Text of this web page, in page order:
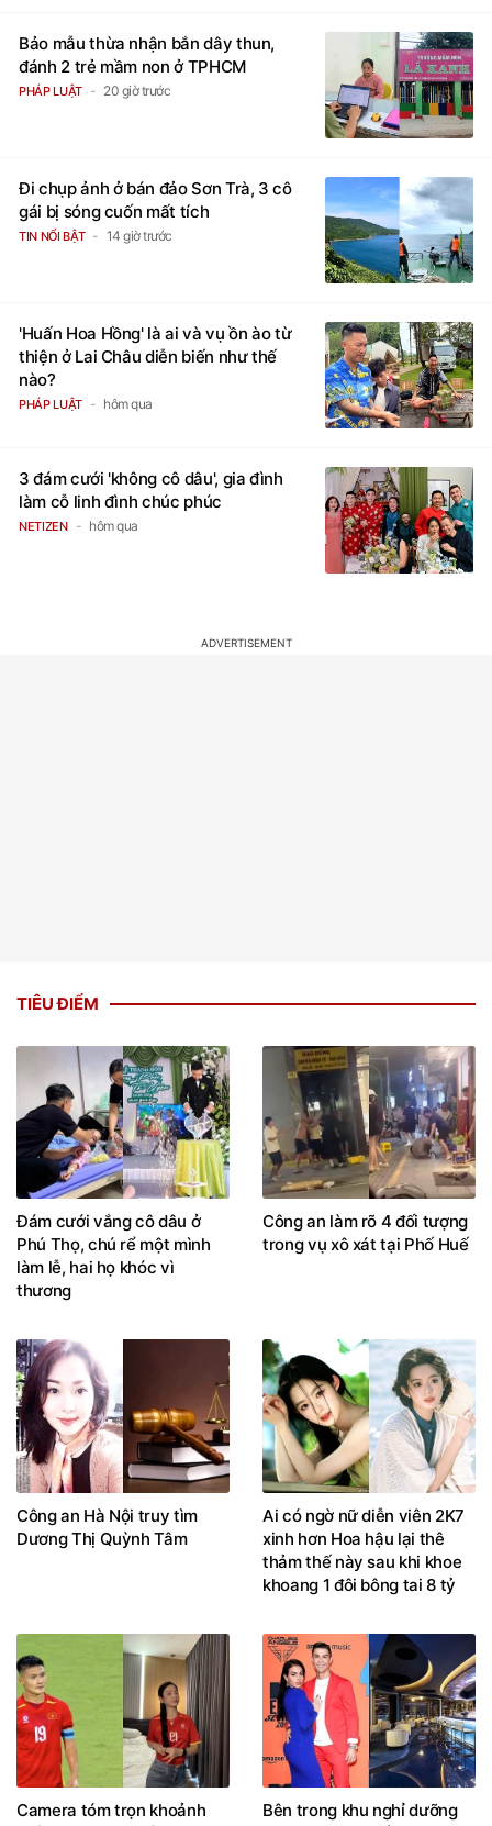
Bảo mẫu thừa nhận bắn dây thun,
đánh 2 trẻ mầm non ở TPHCM
PHÁP LUẬT 20 giờ trước
Đi chụp ảnh ở bán đảo Sơn Trà, 3 cô
gái bị sóng cuốn mất tích
TIN NỔI BẬT 14 giờ trước
'Huấn Hoa Hồng' là ai và vụ ồn ào từ
thiện ở Lai Châu diễn biến như thế
nào?
PHÁP LUẬT hôm qua
3 đám cưới 'không cô dâu', gia đình
làm cỗ linh đình chúc phúc
NETIZEN hôm qua
TIÊU ĐIỂM
Đám cưới vắng cô dâu ở
Phú Thọ, chú rể một mình
làm lễ, hai họ khóc vì
thương
Công an làm rõ 4 đối tượng
trong vụ xô xát tại Phố Huế
Công an Hà Nội truy tìm
Dương Thị Quỳnh Tâm
Ai có ngờ nữ diễn viên 2K7
xinh hơn Hoa hậu lại thê
thảm thế này sau khi khoe
khoang 1 đôi bông tai 8 tỷ
Camera tóm trọn khoảnh
Bên trong khu nghỉ dưỡng